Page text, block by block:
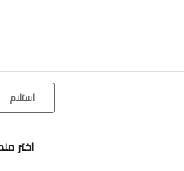
استلام
اختر